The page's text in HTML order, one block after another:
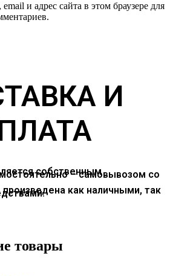
и адрес сайта в этом браузере для
И
собственным– самовывозом со
как наличными, так
товары